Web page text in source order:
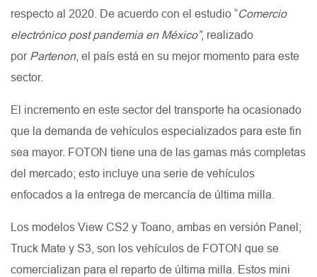
respecto al 2020. De acuerdo con el estudio “Comercio
electrónico post pandemia en México”, realizado
por Partenon, el país está en su mejor momento para este
sector.
El incremento en este sector del transporte ha ocasionado
que la demanda de vehículos especializados para este fin
sea mayor. FOTON tiene una de las gamas más completas
del mercado; esto incluye una serie de vehículos
enfocados a la entrega de mercancía de última milla.
Los modelos View CS2 y Toano, ambas en versión Panel;
Truck Mate y S3, son los vehículos de FOTON que se
comercializan para el reparto de última milla. Estos mini